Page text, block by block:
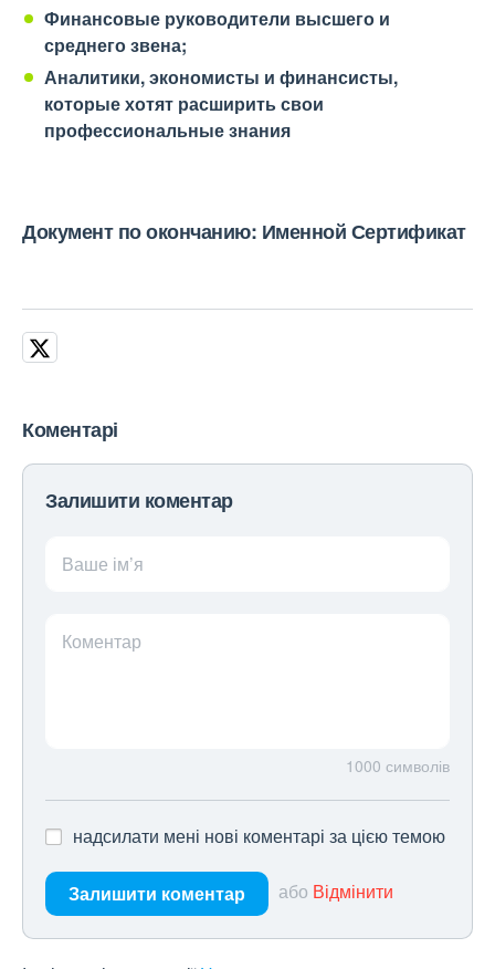
Финансовые руководители высшего и
среднего звена;
Аналитики, экономисты и финансисты,
которые хотят расширить свои
профессиональные знания
Документ по окончанию: Именной Сертификат
Коментарі
Залишити коментар
Ваше ім’я
Коментар
1000 символів
надсилати мені нові коментарі за цією темою
Залишити коментар або Відмінити